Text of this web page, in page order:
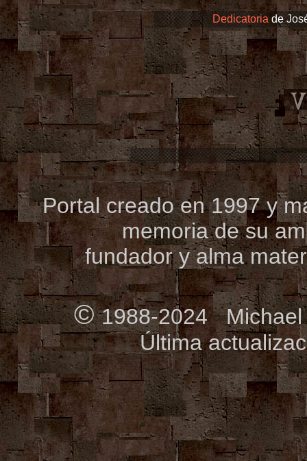
Dedicatoriade
Portal creado en 1997 y
memoria de su
fundador y alma
©1988-2024 Michael
Última